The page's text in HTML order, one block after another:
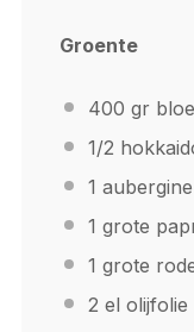
Groente
400 gr
1/2
1 aubergine
1 grote
1 grote
2 el olijfolie